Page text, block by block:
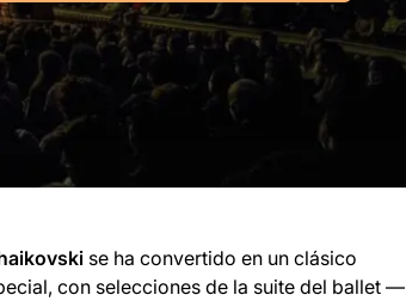
se ha convertido en un clásico
con selecciones de la suite del ballet —